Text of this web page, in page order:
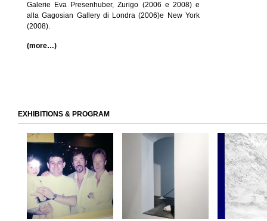
Galerie Eva Presenhuber, Zurigo (2006 e 2008) e
alla Gagosian Gallery di Londra (2006)e New York
(2008).
(more…)
EXHIBITIONS & PROGRAM